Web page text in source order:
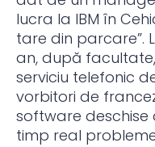
lucra la IBM în
tare din parcare”.
an, după
serviciu telefonic
vorbitori de
software
timp real